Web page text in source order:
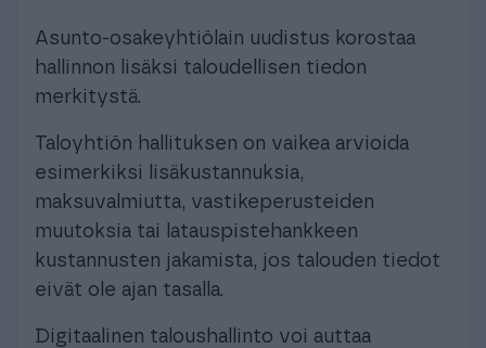
Asunto-osakeyhtiölain uudistus korostaa
hallinnon lisäksi taloudellisen tiedon
merkitystä.
Taloyhtiön hallituksen on vaikea arvioida
esimerkiksi lisäkustannuksia,
maksuvalmiutta, vastikeperusteiden
muutoksia tai latauspistehankkeen
kustannusten jakamista, jos talouden tiedot
eivät ole ajan tasalla.
Digitaalinen taloushallinto voi auttaa